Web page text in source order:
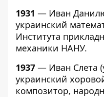
1931 — Иван
украинский
Института
механики НАНУ.
1937 — Иван Слета
украинский
композитор,